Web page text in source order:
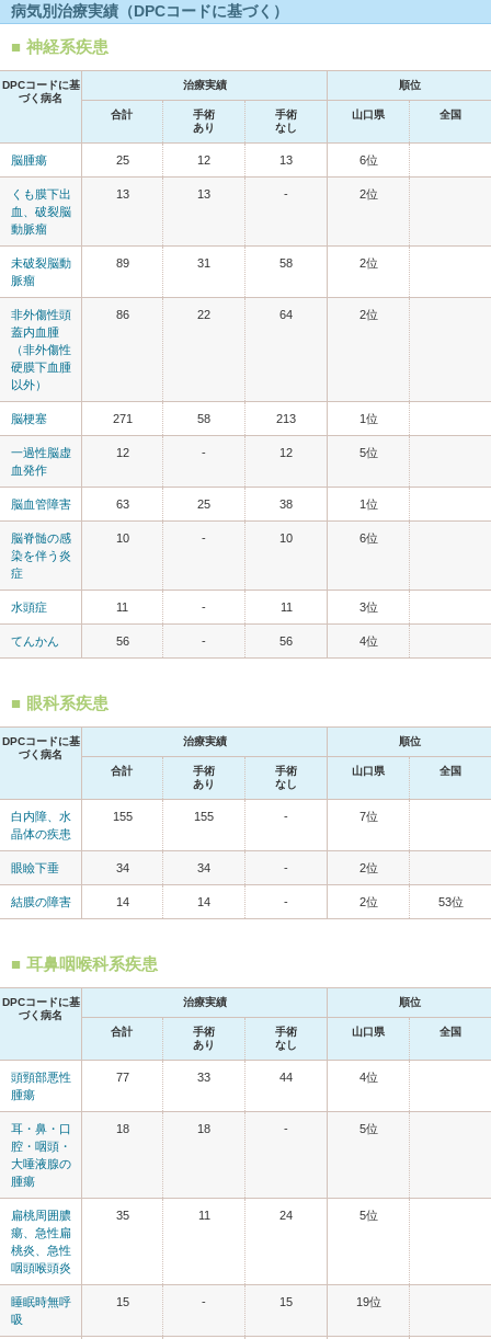
病気別治療実績（DPCコードに基づく）
神経系疾患
DPCコードに基
づく病名
治療実績 順位
合計
手術
あり
手術
なし
山口県 全国
脳腫瘍 25 12 13 6位
くも膜下出
血、破裂脳
動脈瘤
13 13 - 2位
未破裂脳動
脈瘤
89 31 58 2位
非外傷性頭
蓋内血腫
（非外傷性
硬膜下血腫
以外）
86 22 64 2位
脳梗塞 271 58 213 1位
一過性脳虚
血発作
12 - 12 5位
脳血管障害 63 25 38 1位
脳脊髄の感
染を伴う炎
症
10 - 10 6位
水頭症 11 - 11 3位
てんかん 56 - 56 4位
眼科系疾患
DPCコードに基
づく病名
治療実績 順位
合計
手術
あり
手術
なし
山口県 全国
白内障、水
晶体の疾患
155 155 - 7位
眼瞼下垂 34 34 - 2位
結膜の障害 14 14 - 2位 53位
耳鼻咽喉科系疾患
DPCコードに基
づく病名
治療実績 順位
合計
手術
あり
手術
なし
山口県 全国
頭頸部悪性
腫瘍
77 33 44 4位
耳・鼻・口
腔・咽頭・
大唾液腺の
腫瘍
18 18 - 5位
扁桃周囲膿
瘍、急性扁
桃炎、急性
咽頭喉頭炎
35 11 24 5位
睡眠時無呼
吸
15 - 15 19位